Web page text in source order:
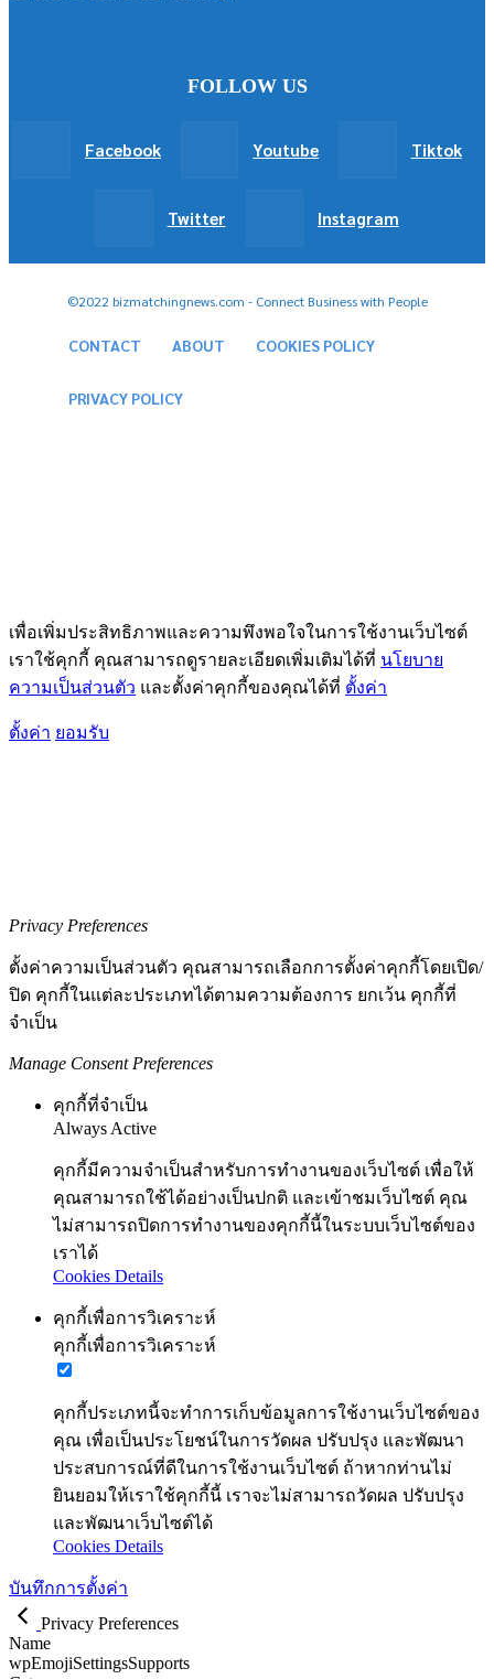
FOLLOW US
Facebook Youtube Tiktok
Twitter Instagram
©2022 bizmatchingnews.com - Connect Business with People
CONTACT ABOUT COOKIES POLICY
PRIVACY POLICY
เพื่อเพิ่มประสิทธิภาพและความพึงพอใจในการใช้งานเว็บไซต์
เราใช้คุกกี้ คุณสามารถดูรายละเอียดเพิ่มเติมได้ที่ นโยบาย
ความเป็นส่วนตัว และตั้งค่าคุกกี้ของคุณได้ที่ ตั้งค่า
ตั้งค่า ยอมรับ
Privacy Preferences
ตั้งค่าความเป็นส่วนตัว คุณสามารถเลือกการตั้งค่าคุกกี้โดยเปิด/
ปิด คุกกี้ในแต่ละประเภทได้ตามความต้องการ ยกเว้น คุกกี้ที่
จำเป็น
Manage Consent Preferences
คุกกี้ที่จำเป็น
Always Active
คุกกี้มีความจำเป็นสำหรับการทำงานของเว็บไซต์ เพื่อให้
คุณสามารถใช้ได้อย่างเป็นปกติ และเข้าชมเว็บไซต์ คุณ
ไม่สามารถปิดการทำงานของคุกกี้นี้ในระบบเว็บไซต์ของ
เราได้
Cookies Details
คุกกี้เพื่อการวิเคราะห์
คุกกี้เพื่อการวิเคราะห์
คุกกี้ประเภทนี้จะทำการเก็บข้อมูลการใช้งานเว็บไซต์ของ
คุณ เพื่อเป็นประโยชน์ในการวัดผล ปรับปรุง และพัฒนา
ประสบการณ์ที่ดีในการใช้งานเว็บไซต์ ถ้าหากท่านไม่
ยินยอมให้เราใช้คุกกี้นี้ เราจะไม่สามารถวัดผล ปรับปรุง
และพัฒนาเว็บไซต์ได้
Cookies Details
บันทึกการตั้งค่า
Privacy Preferences
Name
wpEmojiSettingsSupports